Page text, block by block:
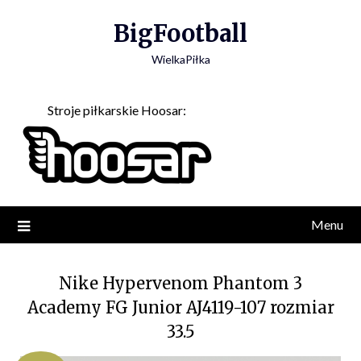
BigFootball
WielkaPiłka
Stroje piłkarskie Hoosar:
Menu
Nike Hypervenom Phantom 3
Academy FG Junior AJ4119-107 rozmiar
33.5